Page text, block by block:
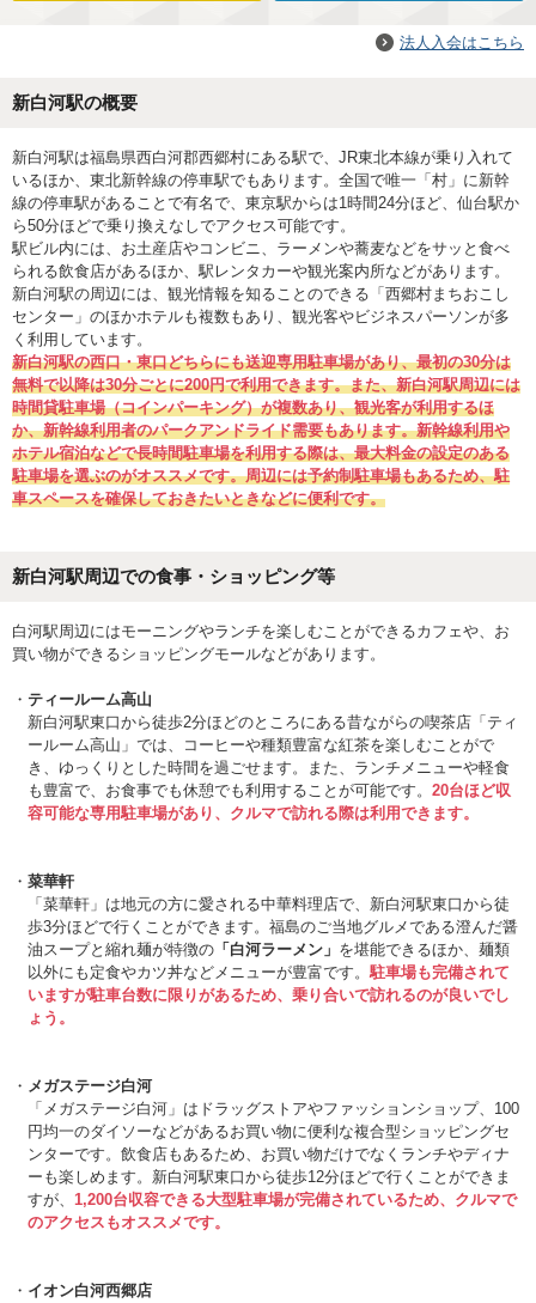
法人入会はこちら
新白河駅の概要
新白河駅は福島県西白河郡西郷村にある駅で、JR東北本線が乗り入れて
いるほか、東北新幹線の停車駅でもあります。全国で唯一「村」に新幹
線の停車駅があることで有名で、東京駅からは1時間24分ほど、仙台駅か
ら50分ほどで乗り換えなしでアクセス可能です。
駅ビル内には、お土産店やコンビニ、ラーメンや蕎麦などをサッと食べ
られる飲食店があるほか、駅レンタカーや観光案内所などがあります。
新白河駅の周辺には、観光情報を知ることのできる「西郷村まちおこし
センター」のほかホテルも複数もあり、観光客やビジネスパーソンが多
く利用しています。
新白河駅の西口・東口どちらにも送迎専用駐車場があり、最初の30分は
無料で以降は30分ごとに200円で利用できます。また、新白河駅周辺には
時間貸駐車場（コインパーキング）が複数あり、観光客が利用するほ
か、新幹線利用者のパークアンドライド需要もあります。新幹線利用や
ホテル宿泊などで長時間駐車場を利用する際は、最大料金の設定のある
駐車場を選ぶのがオススメです。周辺には予約制駐車場もあるため、駐
車スペースを確保しておきたいときなどに便利です。
新白河駅周辺での食事・ショッピング等
白河駅周辺にはモーニングやランチを楽しむことができるカフェや、お
買い物ができるショッピングモールなどがあります。
ティールーム高山
新白河駅東口から徒歩2分ほどのところにある昔ながらの喫茶店「ティ
ールーム高山」では、コーヒーや種類豊富な紅茶を楽しむことがで
き、ゆっくりとした時間を過ごせます。また、ランチメニューや軽食
も豊富で、お食事でも休憩でも利用することが可能です。 20台ほど収
容可能な専用駐車場があり、クルマで訪れる際は利用できます。
菜華軒
「菜華軒」は地元の方に愛される中華料理店で、新白河駅東口から徒
歩3分ほどで行くことができます。福島のご当地グルメである澄んだ醤
油スープと縮れ麺が特徴の 「白河ラーメン」 を堪能できるほか、麺類
以外にも定食やカツ丼などメニューが豊富です。駐車場も完備されて
いますが駐車台数に限りがあるため、乗り合いで訪れるのが良いでし
ょう。
メガステージ白河
「メガステージ白河」はドラッグストアやファッションショップ、100
円均一のダイソーなどがあるお買い物に便利な複合型ショッピングセ
ンターです。飲食店もあるため、お買い物だけでなくランチやディナ
ーも楽しめます。新白河駅東口から徒歩12分ほどで行くことができま
すが、 1,200台収容できる大型駐車場が完備されているため、クルマで
のアクセスもオススメです。
イオン白河西郷店